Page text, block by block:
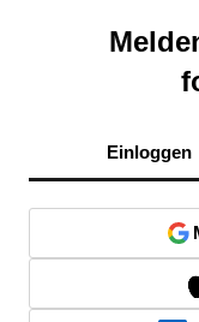
Einloggen